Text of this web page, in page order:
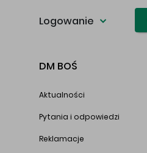
Logowanie
DM BOŚ
Aktualności
Pytania i odpowiedzi
Reklamacje